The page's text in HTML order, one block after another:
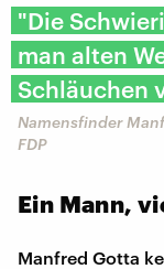
"Die
man alten
Schläuchen
Namensfinder
FDP
Ein Mann,
Manfred Gotta